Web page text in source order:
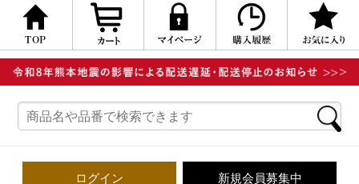
ログイン
新規会員募集中